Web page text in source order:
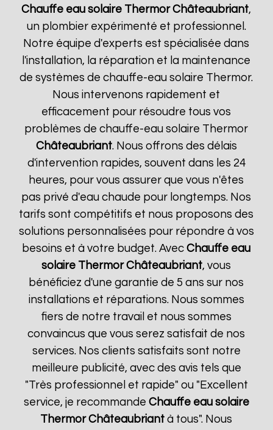
Chauffe eau solaire Thermor Châteaubriant,
un plombier expérimenté et professionnel.
Notre équipe d'experts est spécialisée dans
l'installation, la réparation et la maintenance
de systèmes de chauffe-eau solaire Thermor.
Nous intervenons rapidement et
efficacement pour résoudre tous vos
problèmes de chauffe-eau solaire Thermor
Châteaubriant. Nous offrons des délais
d'intervention rapides, souvent dans les 24
heures, pour vous assurer que vous n'êtes
pas privé d'eau chaude pour longtemps. Nos
tarifs sont compétitifs et nous proposons des
solutions personnalisées pour répondre à vos
besoins et à votre budget. AvecChauffe eau
solaire Thermor Châteaubriant, vous
bénéficiez d'une garantie de 5 ans sur nos
installations et réparations. Nous sommes
fiers de notre travail et nous sommes
convaincus que vous serez satisfait de nos
services. Nos clients satisfaits sont notre
meilleure publicité, avec des avis tels que
"Très professionnel et rapide" ou "Excellent
service, je recommande Chauffe eau solaire
Thermor Châteaubriant à tous". Nous